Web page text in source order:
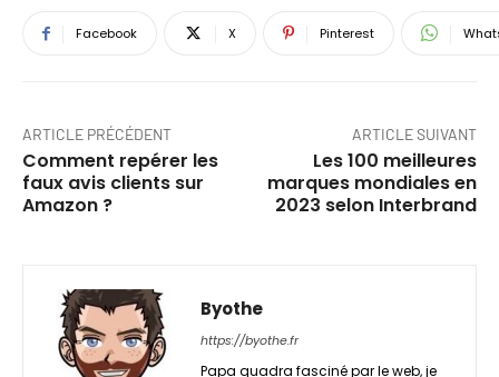
Facebook X Pinterest
ARTICLE PRÉCÉDENT
Comment repérer les
faux avis clients sur
Amazon ?
ARTICLE SUIVANT
Les 100 meilleures
marques mondiales en
2023 selon Interbrand
Byothe
https://byothe.fr
Papa quadra fasciné par le web, je